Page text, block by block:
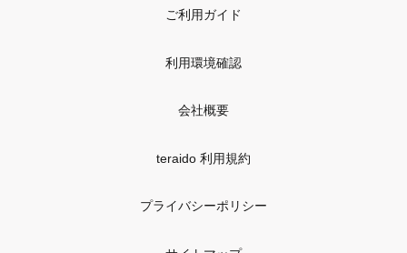
ご利用ガイド
利用環境確認
会社概要
teraido 利用規約
プライバシーポリシー